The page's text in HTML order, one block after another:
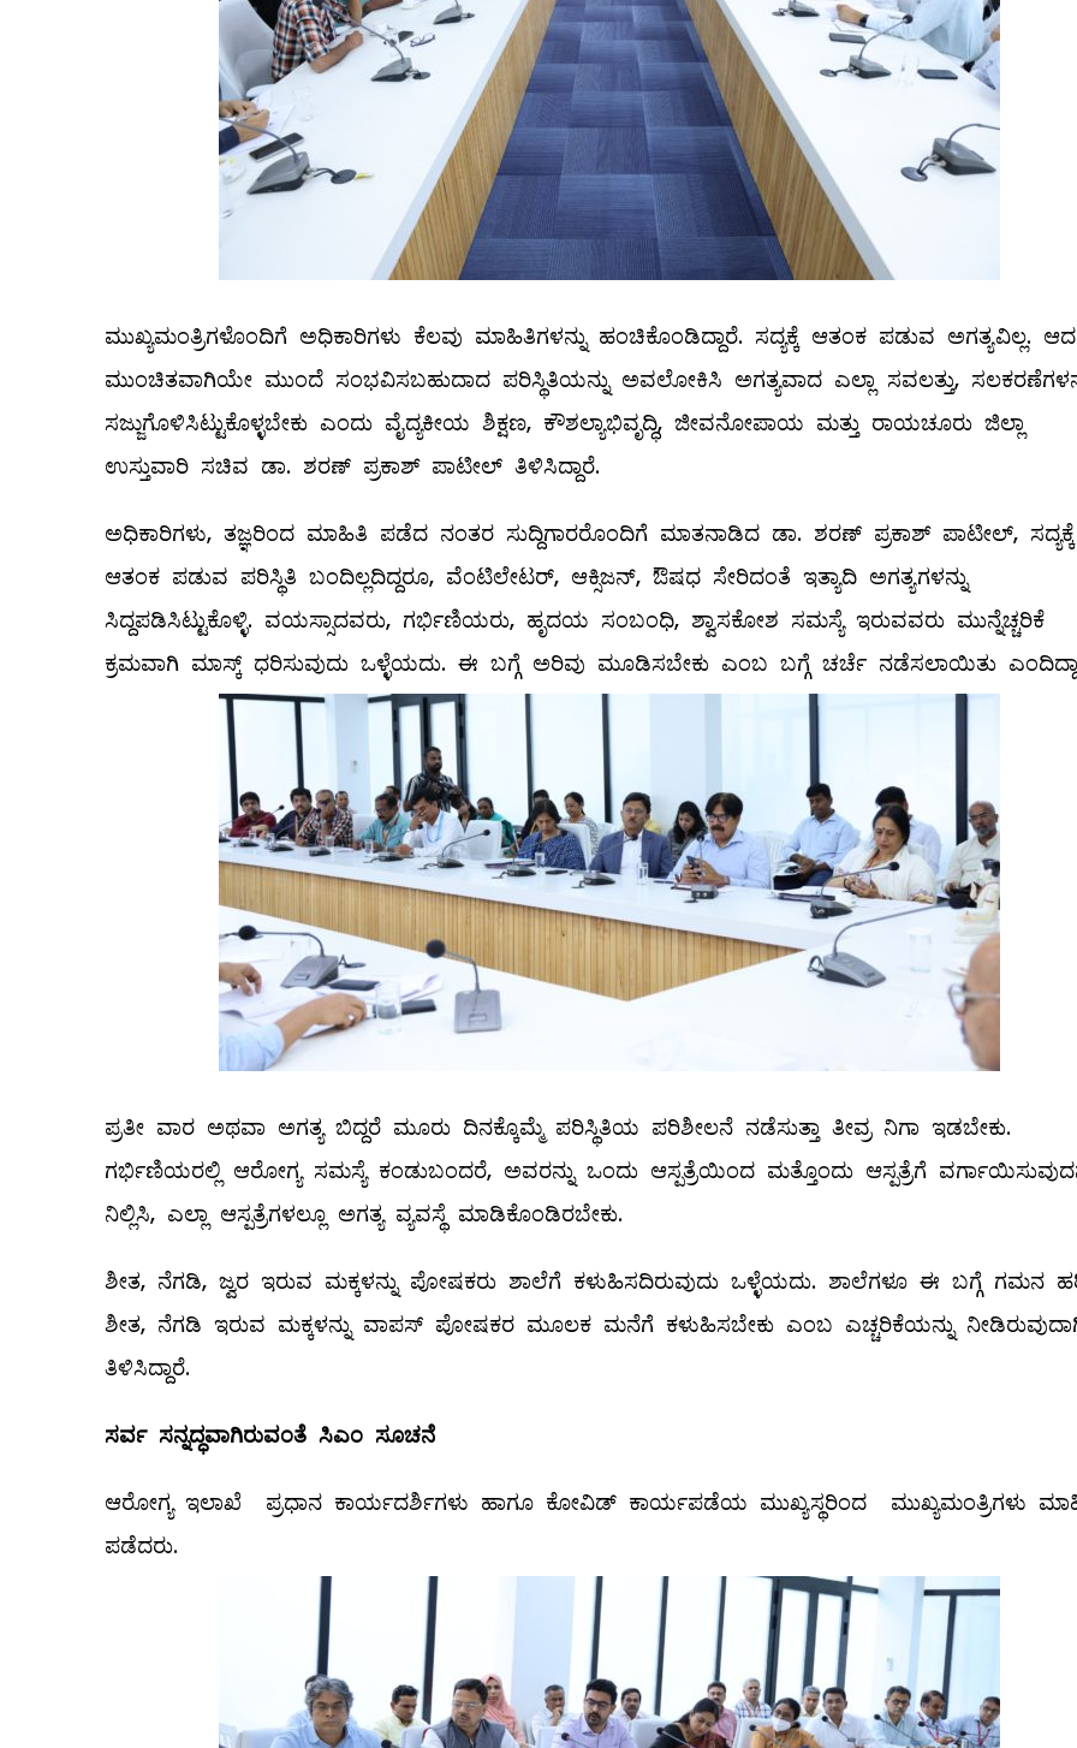
ಮುಖ್ಯಮಂತ್ರಿಗಳೊಂದಿಗೆ ಅಧಿಕಾರಿಗಳು ಕೆಲವು ಮಾಹಿತಿಗಳನ್ನು ಹಂಚಿಕೊಂಡಿದ್ದಾರೆ. ಸದ್ಯಕ್ಕೆ ಆತಂಕ ಪಡುವ ಅಗತ್ಯವಿಲ್ಲ.
ಮುಂಚಿತವಾಗಿಯೇ ಮುಂದೆ ಸಂಭವಿಸಬಹುದಾದ ಪರಿಸ್ಥಿತಿಯನ್ನು ಅವಲೋಕಿಸಿ ಅಗತ್ಯವಾದ ಎಲ್ಲಾ ಸವಲತ್ತು,
ಸಜ್ಜುಗೊಳಿಸಿಟ್ಟುಕೊಳ್ಳಬೇಕು ಎಂದು ವೈದ್ಯಕೀಯ ಶಿಕ್ಷಣ, ಕೌಶಲ್ಯಾಭಿವೃದ್ಧಿ, ಜೀವನೋಪಾಯ ಮತ್ತು ರಾಯಚೂರು ಜಿಲ್ಲಾ
ಉಸ್ತುವಾರಿ ಸಚಿವ ಡಾ. ಶರಣ್ ಪ್ರಕಾಶ್ ಪಾಟೀಲ್ ತಿಳಿಸಿದ್ದಾರೆ.
ಅಧಿಕಾರಿಗಳು, ತಜ್ಞರಿಂದ ಮಾಹಿತಿ ಪಡೆದ ನಂತರ ಸುದ್ದಿಗಾರರೊಂದಿಗೆ ಮಾತನಾಡಿದ ಡಾ. ಶರಣ್​ ಪ್ರಕಾಶ್ ಪಾಟೀಲ್​, ಸದ್ಯಕ್ಕೆ
ಆತಂಕ ಪಡುವ ಪರಿಸ್ಥಿತಿ ಬಂದಿಲ್ಲದಿದ್ದರೂ, ವೆಂಟಿಲೇಟರ್, ಆಕ್ಸಿಜನ್, ಔಷಧ ಸೇರಿದಂತೆ ಇತ್ಯಾದಿ ಅಗತ್ಯಗಳನ್ನು
ಸಿದ್ದಪಡಿಸಿಟ್ಟುಕೊಳ್ಳಿ. ವಯಸ್ಸಾದವರು, ಗರ್ಭಿಣಿಯರು, ಹೃದಯ ಸಂಬಂಧಿ, ಶ್ವಾಸಕೋಶ ಸಮಸ್ಯೆ ಇರುವವರು ಮುನ್ನೆಚ್ಚರಿಕೆ
ಕ್ರಮವಾಗಿ ಮಾಸ್ಕ್ ಧರಿಸುವುದು ಒಳ್ಳೆಯದು. ಈ ಬಗ್ಗೆ ಅರಿವು ಮೂಡಿಸಬೇಕು ಎಂಬ ಬಗ್ಗೆ ಚರ್ಚೆ ನಡೆಸಲಾಯಿತು
ಪ್ರತೀ ವಾರ ಅಥವಾ ಅಗತ್ಯ ಬಿದ್ದರೆ ಮೂರು ದಿನಕ್ಕೊಮ್ಮೆ ಪರಿಸ್ಥಿತಿಯ ಪರಿಶೀಲನೆ ನಡೆಸುತ್ತಾ ತೀವ್ರ ನಿಗಾ ಇಡಬೇಕು.
ಗರ್ಭಿಣಿಯರಲ್ಲಿ ಆರೋಗ್ಯ ಸಮಸ್ಯೆ ಕಂಡುಬಂದರೆ, ಅವರನ್ನು ಒಂದು ಆಸ್ಪತ್ರೆಯಿಂದ ಮತ್ತೊಂದು ಆಸ್ಪತ್ರೆಗೆ
ನಿಲ್ಲಿಸಿ, ಎಲ್ಲಾ ಆಸ್ಪತ್ರೆಗಳಲ್ಲೂ ಅಗತ್ಯ ವ್ಯವಸ್ಥೆ ಮಾಡಿಕೊಂಡಿರಬೇಕು.
ಶೀತ, ನೆಗಡಿ, ಜ್ವರ ಇರುವ ಮಕ್ಕಳನ್ನು ಪೋಷಕರು ಶಾಲೆಗೆ ಕಳುಹಿಸದಿರುವುದು ಒಳ್ಳೆಯದು. ಶಾಲೆಗಳೂ ಈ ಬಗ್ಗೆ ಗಮನ
ಶೀತ, ನೆಗಡಿ ಇರುವ ಮಕ್ಕಳನ್ನು ವಾಪಸ್ ಪೋಷಕರ ಮೂಲಕ ಮನೆಗೆ ಕಳುಹಿಸಬೇಕು ಎಂಬ ಎಚ್ಚರಿಕೆಯನ್ನು
ತಿಳಿಸಿದ್ದಾರೆ.
ಸರ್ವ ಸನ್ನದ್ಧವಾಗಿರುವಂತೆ ಸಿಎಂ ಸೂಚನೆ
ಆರೋಗ್ಯ ಇಲಾಖೆ ಪ್ರಧಾನ ಕಾರ್ಯದರ್ಶಿಗಳು ಹಾಗೂ ಕೋವಿಡ್ ಕಾರ್ಯಪಡೆಯ ಮುಖ್ಯಸ್ಥರಿಂದ ಮುಖ್ಯಮಂತ್ರಿಗಳು
ಪಡೆದರು.